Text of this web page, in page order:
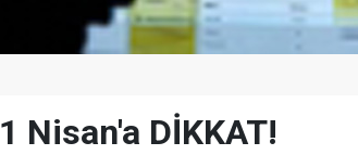
1 Nisan'a DİKKAT!